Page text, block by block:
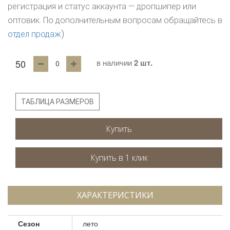
регистрация и статус аккаунта — дропшипер или
оптовик. По дополнительным вопросам обращайтесь в
отдел продаж)
50 в наличии2 шт.
ТАБЛИЦА РАЗМЕРОВ
Купить
ХАРАКТЕРИСТИКИ
Сезон лето